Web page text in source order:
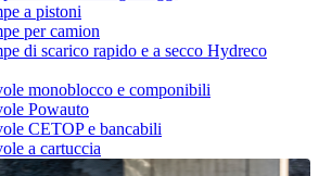
a pistoni
per camion
di scarico rapido e a secco Hydreco
monoblocco e componibili
Powauto
CETOP e bancabili
a cartuccia